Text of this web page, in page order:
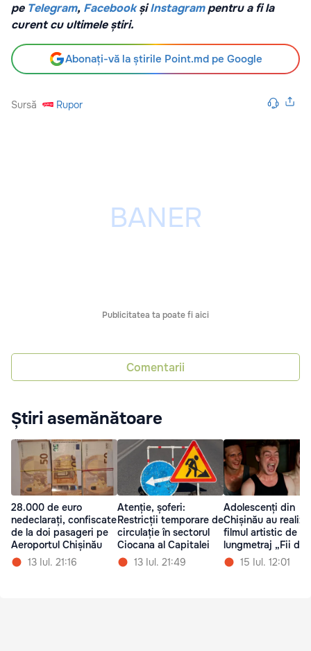
pe Telegram, Facebook șiInstagrampentru a fi la
curent cu ultimele știri.
Abonați-vă la știrile Point.md pe Google
Sursă Rupor
Publicitatea ta poate fi aici
Comentarii
Știri asemănătoare
28.000 de euro
nedeclarați, confiscate
de la doi pasageri pe
Aeroportul Chișinău
13 Iul. 21:16
Atenție, șoferi:
Restricții temporare de
circulație în sectorul
Ciocana al Capitalei
13 Iul. 21:49
Adolescenți din
Chișinău au
filmul artistic de
lungmetraj „Fii de
15 Iul. 12:01